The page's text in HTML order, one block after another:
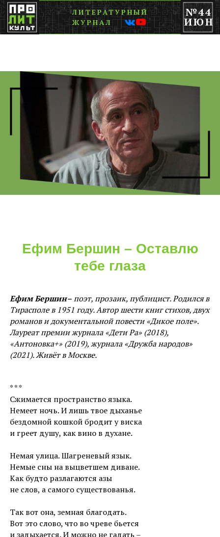
ЛИТЕРАТУРНЫЙ
ЖУРНАЛ
№44
ИЮН
Ефим Бершин – Оставлю
тебе глаза
Ефим Бершин–поэт, прозаик, публицист. Родился в
Тирасполе в 1951 году. Автор шести книг стихов, двух
романов и документальной повести «Дикое поле».
Лауреат премии журнала «Дети Ра» (2018),
«Антоновка+» (2019), журнала «Дружба народов»
(2021). Живёт в Москве.
* * *
Сжимается пространство языка.
Немеет ночь. И лишь твое дыханье
бездомной кошкой бродит у виска
и греет душу, как вино в духане.
Немая улица. Шагреневый язык.
Немые сны на выцветшем диване.
Как будто разлагаются азы
не слов, а самого существованья.
Так вот она, земная благодать.
Вот это слово, что во чреве бьется
и задыхается. И можно не гадать –